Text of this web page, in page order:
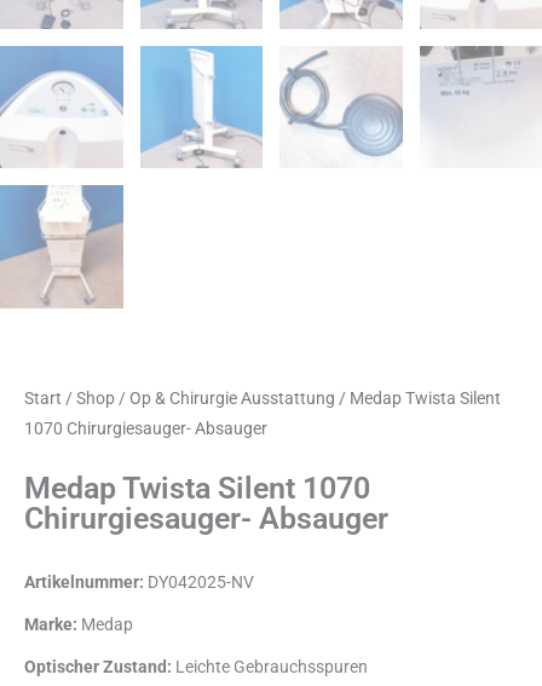
Start / Shop / Op & Chirurgie Ausstattung / Medap Twista Silent
1070 Chirurgiesauger- Absauger
Medap Twista Silent 1070
Chirurgiesauger- Absauger
Artikelnummer: DY042025-NV
Marke: Medap
Optischer Zustand: Leichte Gebrauchsspuren